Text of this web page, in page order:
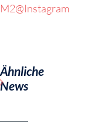
M2@Instagram
Ähnliche
News